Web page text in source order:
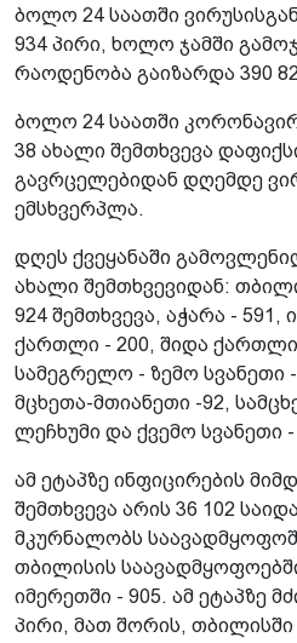
ბოლო 24 საათში
934 პირი, ხოლო ჯამში
რაოდენობა გაიზარდა 390
ბოლო 24 საათში
38 ახალი შემთხვევა
გავრცელებიდან დღემდე
ემსხვერპლა.
დღეს ქვეყანაში
ახალი შემთხვევიდან:
924 შემთხვევა, აჭარა - 591,
ქართლი - 200, შიდა ქართლი
სამეგრელო - ზემო სვანეთი -
მცხეთა-მთიანეთი -92,
ლეჩხუმი და ქვემო სვანეთი -
ამ ეტაპზე ინფიცირების
შემთხვევა არის 36 102
მკურნალობს
თბილისის
იმერეთში - 905. ამ ეტაპზე
პირი, მათ შორის, თბილისში